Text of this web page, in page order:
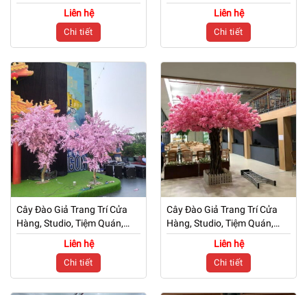
Văn Phòng, Nhà Cửa – Cao
2m5 – Mã: PN-CG0229
Liên hệ
Chi tiết
Văn Phòng, Nhà Cửa – Cao
2m5 – Mã: PN-CG0228
Liên hệ
Chi tiết
Cây Đào Giả Trang Trí Cửa
Hàng, Studio, Tiệm Quán,
Văn Phòng, Nhà Cửa – Cao
5m – Mã: PN-CG0227
Liên hệ
Chi tiết
Cây Đào Giả Trang Trí Cửa
Hàng, Studio, Tiệm Quán,
Văn Phòng, Nhà Cửa – Cao
2m3 – Mã: PN-CG0225
Liên hệ
Chi tiết